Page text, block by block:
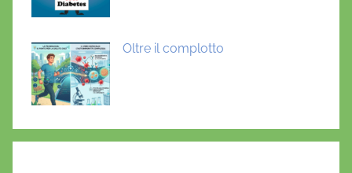
Oltre il complotto